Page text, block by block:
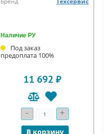
Наличие РУ
Под заказ
предоплата 100%
11 692 ₽
- Количество+
В корзину